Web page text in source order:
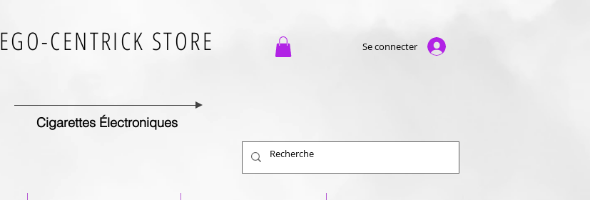
EGO-CENTRICK STORE Se connecter
Cigarettes Électroniques